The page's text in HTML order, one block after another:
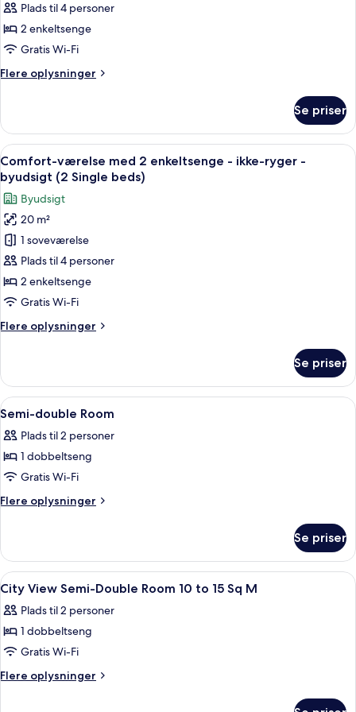
Comfort-
værelse
med
2
ikke-
ryger
(2
Single
beds)
Plads til 4 personer
2 enkeltsenge
Gratis Wi-Fi
Flere oplysninger
Flere
værelse
med
2
enkeltsenge
ikke-
ryger
(2
Single
beds)
Se priser
Indlæs
alle
billeder
af
Comfort-
værelse
med
2
enkeltsenge
ikke-
byudsigt
(2
Single
beds)
Comfort-værelse med 2
6
Comfort-værelse med 2 enkeltsenge - ikke-ryger -
byudsigt (2 Single beds)
Byudsigt
20 m²
1 soveværelse
Plads til 4 personer
2 enkeltsenge
Gratis Wi-Fi
Flere oplysninger
Flere
værelse
med
2
-
ikke-
byudsigt
(2
Se priser
Indlæs
alle
billeder
af
Semi-
double
Et moderne værelse med et stort
1
Semi-double Room
Plads til 2 personer
1 dobbeltseng
Gratis Wi-Fi
Flere oplysninger
Flere
double
Room
Se priser
Indlæs
alle
billeder
af
City
View
Et hotelværelse med en seng, et
1
City View Semi-Double Room 10 to 15 Sq M
Plads til 2 personer
1 dobbeltseng
Gratis Wi-Fi
Flere oplysninger
Flere